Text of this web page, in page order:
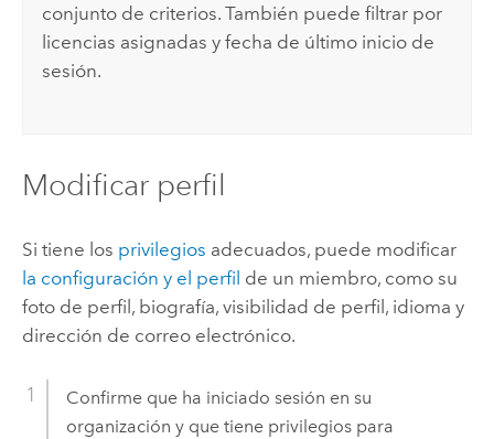
conjunto de criterios.También puede filtrar por
licencias asignadas y fecha de último inicio de
sesión.
Modificar perfil
Si tiene los privilegios adecuados, puede modificar
la configuración y el perfil de un miembro, como su
foto de perfil, biografía, visibilidad de perfil, idioma y
dirección de correo electrónico.
Confirme que ha iniciado sesión en su
organización y que tiene privilegios para